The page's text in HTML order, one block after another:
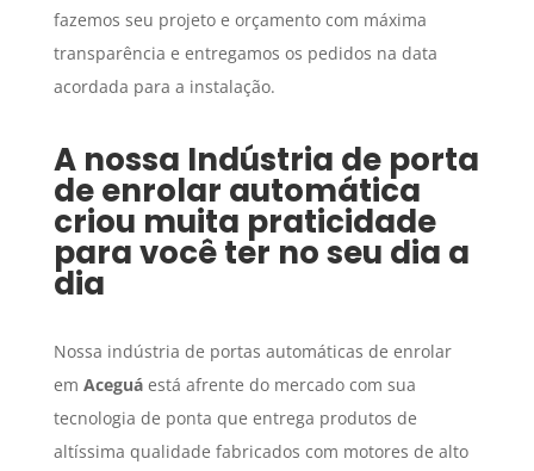
fazemos seu projeto e orçamento com máxima
transparência e entregamos os pedidos na data
acordada para a instalação.
A nossa Indústria de porta
de enrolar automática
criou muita praticidade
para você ter no seu dia a
dia
Nossa indústria de portas automáticas de enrolar
em Aceguáestá afrente do mercado com sua
tecnologia de ponta que entrega produtos de
altíssima qualidade fabricados com motores de alto